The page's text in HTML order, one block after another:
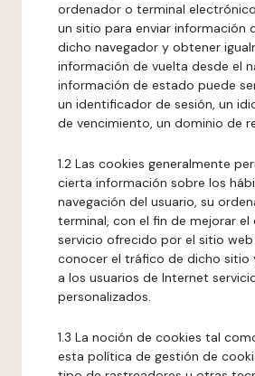
ordenador o terminal
un sitio para enviar información
dicho navegador y obtener
información de vuelta desde el
información de estado puede
un identificador de sesión, un
de vencimiento, un dominio de
1.2 Las cookies generalmente
cierta información sobre los
navegación del usuario, su
terminal, con el fin de mejorar
servicio ofrecido por el sitio
conocer el tráfico de dicho sitio
a los usuarios de Internet
personalizados.
1.3 La noción de cookies tal
esta política de gestión de